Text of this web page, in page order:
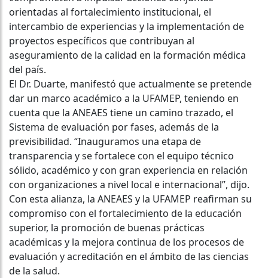
orientadas al fortalecimiento institucional, el
intercambio de experiencias y la implementación de
proyectos específicos que contribuyan al
aseguramiento de la calidad en la formación médica
del país.
El Dr. Duarte, manifestó que actualmente se pretende
dar un marco académico a la UFAMEP, teniendo en
cuenta que la ANEAES tiene un camino trazado, el
Sistema de evaluación por fases, además de la
previsibilidad. “Inauguramos una etapa de
transparencia y se fortalece con el equipo técnico
sólido, académico y con gran experiencia en relación
con organizaciones a nivel local e internacional”, dijo.
Con esta alianza, la ANEAES y la UFAMEP reafirman su
compromiso con el fortalecimiento de la educación
superior, la promoción de buenas prácticas
académicas y la mejora continua de los procesos de
evaluación y acreditación en el ámbito de las ciencias
de la salud.